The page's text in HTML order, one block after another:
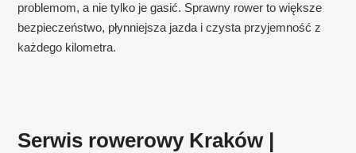
problemom, a nie tylko je gasić. Sprawny rower to większe
bezpieczeństwo, płynniejsza jazda i czysta przyjemność z
każdego kilometra.
Serwis rowerowy Kraków |